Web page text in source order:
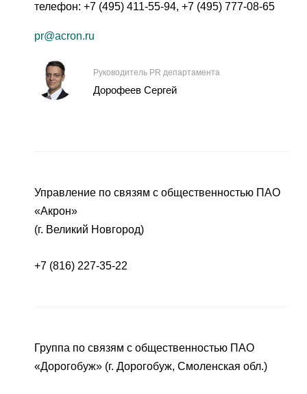
телефон: +7 (495) 411-55-94, +7 (495) 777-08-65
pr@acron.ru
Руководитель PR департамента
Дорофеев Сергей
Управление по связям с общественностью ПАО
«Акрон»
(г. Великий Новгород)
+7 (816) 227-35-22
Группа по связям с общественностью ПАО
«Дорогобуж» (г. Дорогобуж, Смоленская обл.)